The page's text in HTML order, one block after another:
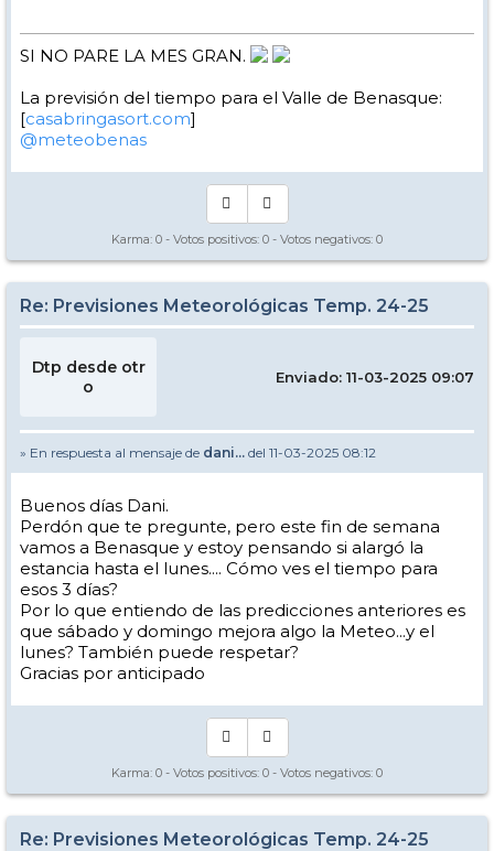
SI NO PARE LA MES GRAN.
La previsión del tiempo para el Valle de Benasque:
[casabringasort.com]
@meteobenas
Karma: 0 - Votos positivos: 0 - Votos negativos: 0
Re: Previsiones Meteorológicas Temp. 24-25
Dtp desde otr
o
Enviado: 11-03-2025 09:07
» En respuesta al mensaje de dani... del 11-03-2025 08:12
Buenos días Dani.
Perdón que te pregunte, pero este fin de semana
vamos a Benasque y estoy pensando si alargó la
estancia hasta el lunes.... Cómo ves el tiempo para
esos 3 días?
Por lo que entiendo de las predicciones anteriores es
que sábado y domingo mejora algo la Meteo...y el
lunes? También puede respetar?
Gracias por anticipado
Karma: 0 - Votos positivos: 0 - Votos negativos: 0
Re: Previsiones Meteorológicas Temp. 24-25